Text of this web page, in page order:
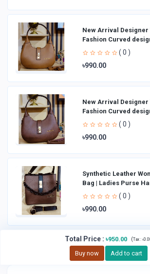
New Arrival Designer
Fashion Curved
Shoulder Bag La
( 0 )
৳990.00
New Arrival Designer
Fashion Curved
Shoulder Bag La
( 0 )
৳990.00
Synthetic Leather
Bag | Ladies Purse
Handheld Bag | Sl
( 0 )
৳990.00
Total Price: ৳950.00 (Tax :
Buy now Add to cart